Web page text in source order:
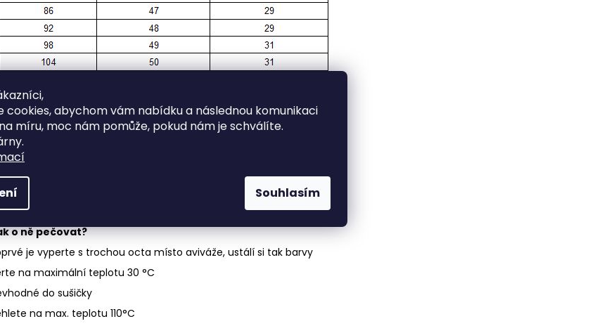
cookies, abychom vám nabídku a následnou komunikaci
míru, moc nám pomůže, pokud nám je schválíte.
Souhlasím
o ně pečovat?
je vyperte s trochou octa místo aviváže, ustálí si tak barvy
na maximální teplotu 30 °C
do sušičky
na max. teplotu 110°C